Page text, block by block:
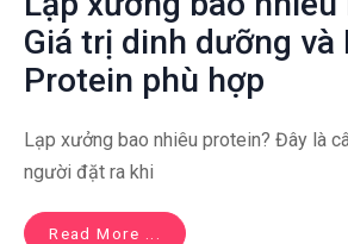
Giá trị dinh dưỡng và
Protein phù hợp
Lạp xưởng bao nhiêu protein? Đây là
người đặt ra khi
Read More ...